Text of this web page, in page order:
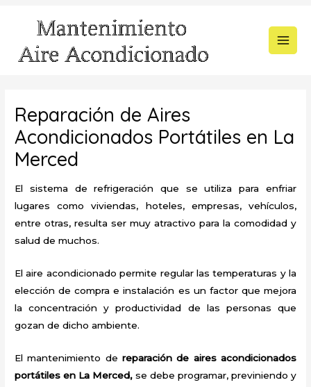
contenido
Reparación de Aires
Acondicionados Portátiles en La
Merced
El sistema de refrigeración que se utiliza para enfriar
lugares como viviendas, hoteles, empresas, vehículos,
entre otras, resulta ser muy atractivo para la comodidad y
salud de muchos.
El aire acondicionado permite regular las temperaturas y la
elección de compra e instalación es un factor que mejora
la concentración y productividad de las personas que
gozan de dicho ambiente.
El mantenimiento de reparación de aires acondicionados
portátiles en La Merced,se debe programar, previniendo y